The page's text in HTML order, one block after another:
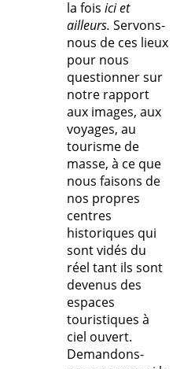
la fois ici et
ailleurs. Servons-
nous de ces lieux
pour nous
questionner sur
notre rapport
aux images, aux
voyages, au
tourisme de
masse, à ce que
nous faisons de
nos propres
centres
historiques qui
sont vidés du
réel tant ils sont
devenus des
espaces
touristiques à
ciel ouvert.
Demandons-